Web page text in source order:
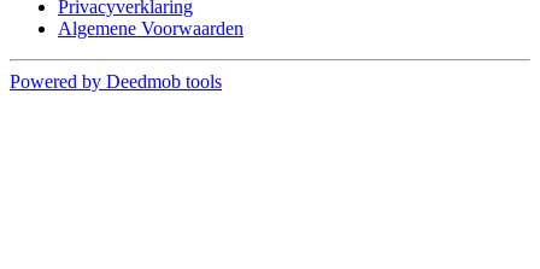
Privacyverklaring
Algemene Voorwaarden
Powered by Deedmob tools